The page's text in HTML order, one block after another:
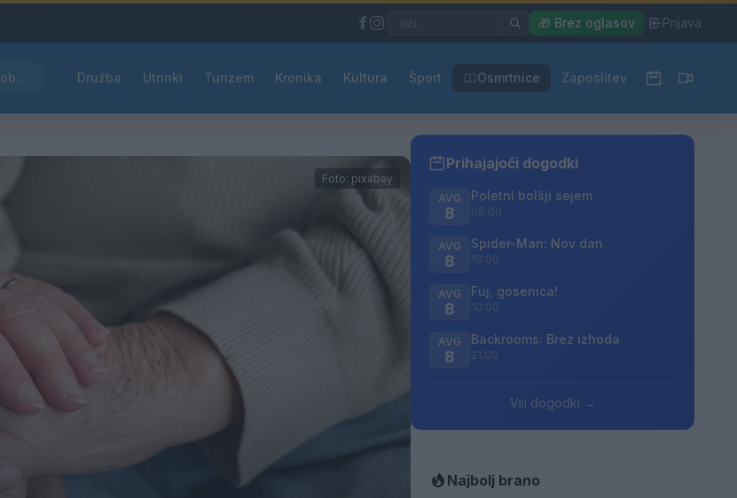
🎁 Brez oglasov Prijava
Kam čez vikend v Velenju: K obisku vabi Poletni bolšji sejem Družba Utrinki Turizem Kronika Kultura Šport Osmrtnice Zaposlitev
Foto: pixabay
Prihajajoči dogodki
AVG
8
Poletni bolšji sejem
08:00
AVG
8
Spider-Man: Nov dan
18:00
AVG
8
Fuj, gosenica!
10:00
AVG
8
Backrooms: Brez izhoda
21:00
Vsi dogodki →
Najbolj brano